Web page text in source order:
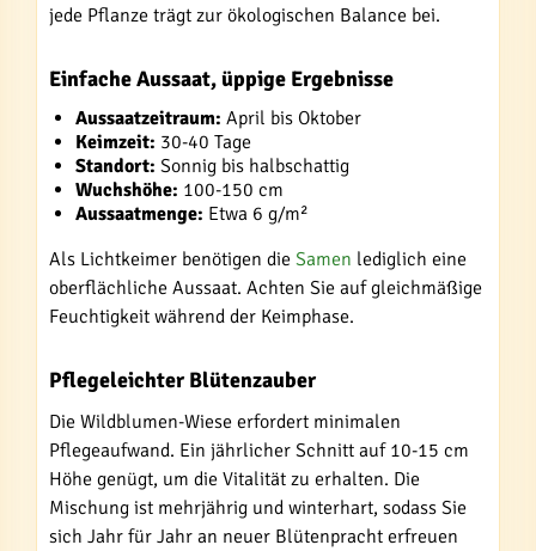
jede Pflanze trägt zur ökologischen Balance bei.
Einfache Aussaat, üppige Ergebnisse
Aussaatzeitraum: April bis Oktober
Keimzeit: 30-40 Tage
Standort: Sonnig bis halbschattig
Wuchshöhe: 100-150 cm
Aussaatmenge: Etwa 6 g/m²
Als Lichtkeimer benötigen die Samen lediglich eine
oberflächliche Aussaat. Achten Sie auf gleichmäßige
Feuchtigkeit während der Keimphase.
Pflegeleichter Blütenzauber
Die Wildblumen-Wiese erfordert minimalen
Pflegeaufwand. Ein jährlicher Schnitt auf 10-15 cm
Höhe genügt, um die Vitalität zu erhalten. Die
Mischung ist mehrjährig und winterhart, sodass Sie
sich Jahr für Jahr an neuer Blütenpracht erfreuen